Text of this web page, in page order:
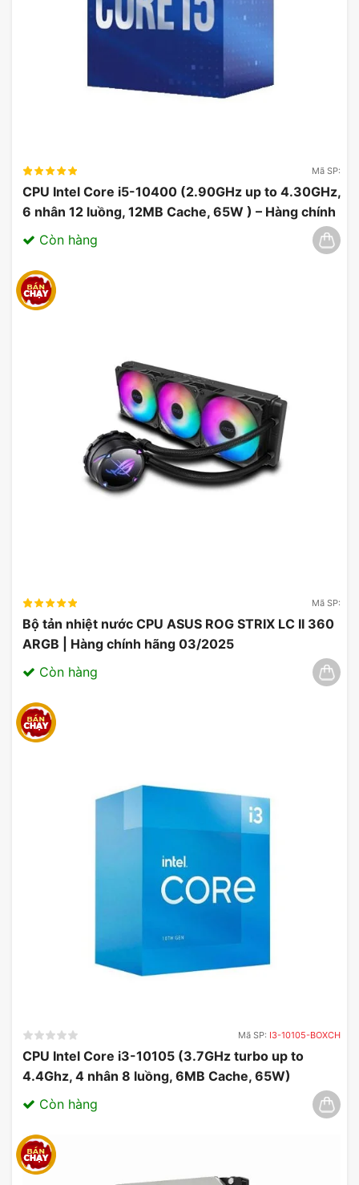
người dùng nâng cao hiệu suất đa nhiệm và tốc độ
So với DDR4, DDR5 mang lại băng thông cao hơn
đáng kể, từ đó cải thiện trải nghiệm chơi game và
của bạn hoạt động ổn định hơn.
2. Kết Nối PCIe 5.0
PCIe 5.0, MSI Z790 Gaming Plus Wifi cung cấp
tốc độ truyền dữ liệu gấp đôi so với PCIe 4.0. Tốc
độ truyền lớn có nghĩa là bạn có thể lắp đặt các
liệu nhanh chóng và hiệu quả.
Wi-Fi 6E , bo mạch chủ MSI Z790
internet nhanh chóng và ổn định hơn.
Công nghệ Wi-Fi 6E cung cấp băng tần 6GHz,
tuyến video chất lượng cao.
Mã SP:
CPU Intel Core i5-10400 (2.90GHz up to 4.30GHz,
6 nhân 12 luồng, 12MB Cache, 65W ) – Hàng chính
hãng 03/2025
Còn hàng
Mã SP:
Bộ tản nhiệt nước CPU ASUS ROG STRIX LC II 360
ARGB | Hàng chính hãng 03/2025
Còn hàng
Mã SP: I3-10105-BOXCH
CPU Intel Core i3-10105 (3.7GHz turbo up to
4.4Ghz, 4 nhân 8 luồng, 6MB Cache, 65W)
03/2025
Còn hàng